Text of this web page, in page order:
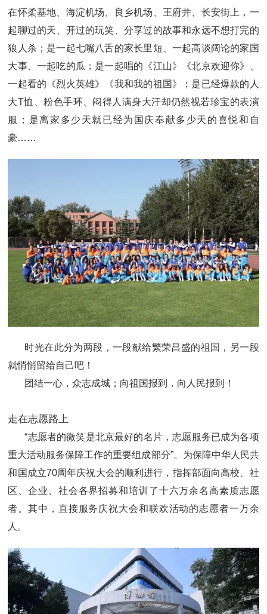
在怀柔基地、海淀机场、良乡机场、王府井、长安街上，一
起聊过的天、开过的玩笑、分享过的故事和永远不想打完的
狼人杀；是一起七嘴八舌的家长里短、一起高谈阔论的家国
大事、一起吃的瓜；是一起唱的《江山》《北京欢迎你》、
一起看的《烈火英雄》《我和我的祖国》；是已经爆款的人
大T恤、粉色手环、闷得人满身大汗却仍然视若珍宝的表演
服；是离家多少天就已经为国庆奉献多少天的喜悦和自
豪……
时光在此分为两段，一段献给繁荣昌盛的祖国，另一段
就悄悄留给自己吧！
团结一心，众志成城；向祖国报到，向人民报到！
走在志愿路上
“志愿者的微笑是北京最好的名片，志愿服务已成为各项
重大活动服务保障工作的重要组成部分”。为保障中华人民共
和国成立70周年庆祝大会的顺利进行，指挥部面向高校、社
区、企业、社会各界招募和培训了十六万余名高素质志愿
者。其中，直接服务庆祝大会和联欢活动的志愿者一万余
人。